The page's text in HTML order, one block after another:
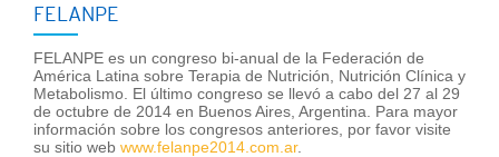
FELANPE
FELANPE es un congreso bi-anual de la Federación de
América Latina sobre Terapia de Nutrición, Nutrición Clínica y
Metabolismo. El último congreso se llevó a cabo del 27 al 29
de octubre de 2014 en Buenos Aires, Argentina. Para mayor
información sobre los congresos anteriores, por favor visite
su sitio web www.felanpe2014.com.ar.